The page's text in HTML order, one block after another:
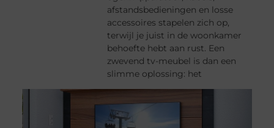
afstandsbedieningen en losse
accessoires stapelen zich op,
terwijl je juist in de woonkamer
behoefte hebt aan rust. Een
zwevend tv-meubel is dan een
slimme oplossing: het